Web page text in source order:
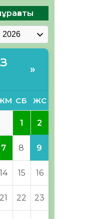
»
СБ ЖС
1 2
7 8 9
14 15 16
21 22 23